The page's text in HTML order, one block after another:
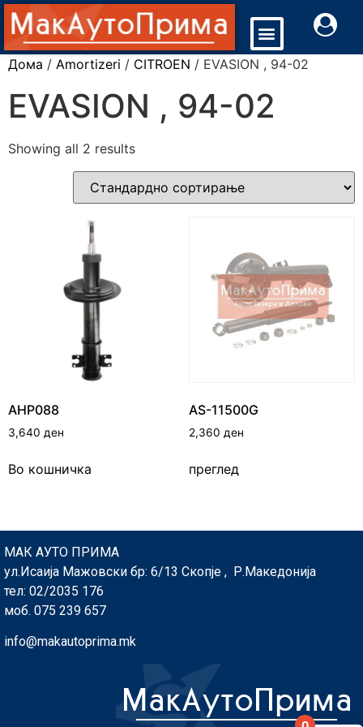
Дома / Amortizeri / CITROEN / EVASION , 94-02
EVASION , 94-02
Showing all 2 results
AHP088
3,640 ден
Во кошничка
AS-11500G
2,360 ден
преглед
МАК АУТО ПРИМА
ул.Исаија Мажовски бр: 6/13 Скопје , Р.Македонија
тел: 02/2035 176
моб. 075 239 657
info@makautoprima.mk
0